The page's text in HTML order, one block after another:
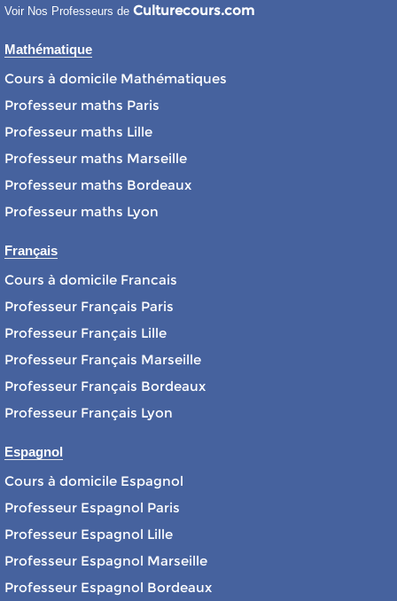
Voir Nos Professeurs de Culturecours.com
Mathématique
Cours à domicile Mathématiques
Professeur maths Paris
Professeur maths Lille
Professeur maths Marseille
Professeur maths Bordeaux
Professeur maths Lyon
Français
Cours à domicile Francais
Professeur Français Paris
Professeur Français Lille
Professeur Français Marseille
Professeur Français Bordeaux
Professeur Français Lyon
Espagnol
Cours à domicile Espagnol
Professeur Espagnol Paris
Professeur Espagnol Lille
Professeur Espagnol Marseille
Professeur Espagnol Bordeaux